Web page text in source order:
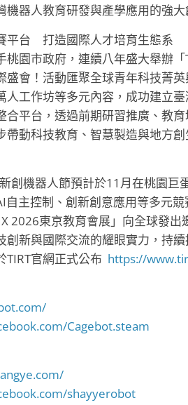
器人教育研發與產學應用的強大
平台 打造國際人才培育生態系
桃園市政府，連續八年盛大舉辦
盛會！活動匯聚全球青年科技菁
人工作坊等多元內容，成功建立
合平台，透過前期研習推廣、教
帶動科技教育、智慧製造與地方
創機器人節預計於11月在桃園巨
自主控制、創新創意應用等多元
2026東京教育會展」向全球發
創新與國際交流的耀眼實力，持
TIRT官網正式公布 https://
Cagebot.steam
shayyerobot